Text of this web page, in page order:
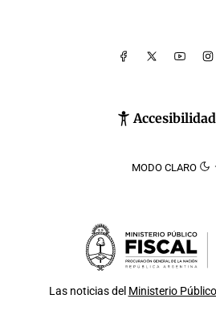
MODO CLARO
Las noticias del Ministerio